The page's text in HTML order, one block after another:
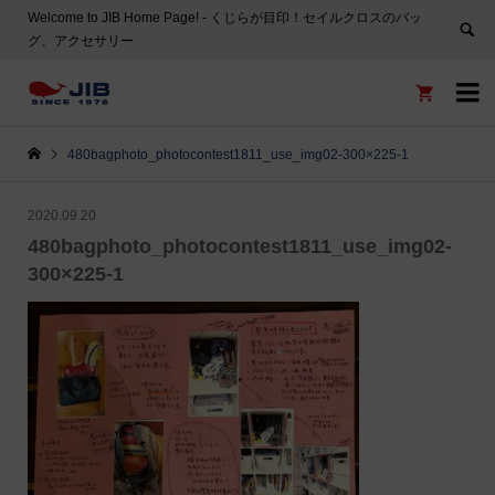
Welcome to JIB Home Page! ‐ くじらが目印！セイルクロスのバッ
グ、アクセサリー


480bagphoto_photocontest1811_use_img02-300×225-1
2020.09.20
480bagphoto_photocontest1811_use_img02-
300×225-1